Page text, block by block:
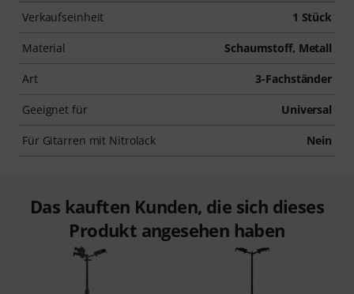
Verkaufseinheit 1 Stück
Material Schaumstoff, Metall
Art 3-Fachständer
Geeignet für Universal
Für Gitarren mit Nitrolack Nein
Das kauften Kunden, die sich dieses
Produkt angesehen haben